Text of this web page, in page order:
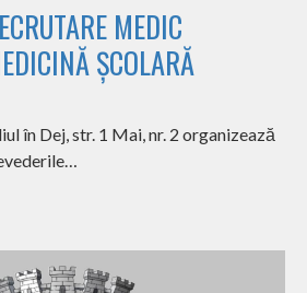
MEDIC
ȘCOLARĂ
în Dej, str. 1 Mai, nr. 2 organizează